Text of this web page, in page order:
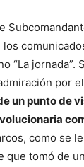
“La jornada”.
por
un punto de
como se
que tomó de